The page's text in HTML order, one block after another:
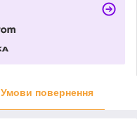
Умови повернення